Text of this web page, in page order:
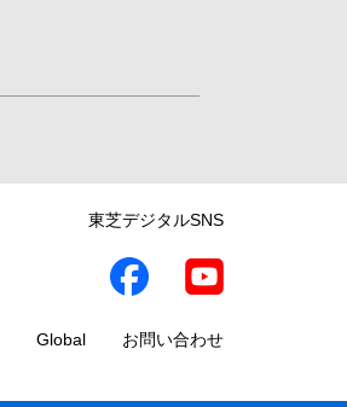
東芝デジタルSNS
Global お問い合わせ